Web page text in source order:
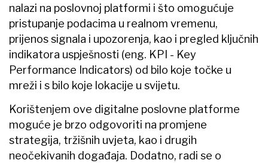
nalazi na poslovnoj platformi i što omogućuje
pristupanje podacima u realnom vremenu,
prijenos signala i upozorenja, kao i pregled ključnih
indikatora uspješnosti (eng. KPI - Key
Performance Indicators) od bilo koje točke u
mreži i s bilo koje lokacije u svijetu.
Korištenjem ove digitalne poslovne platforme
moguće je brzo odgovoriti na promjene
strategija, tržišnih uvjeta, kao i drugih
neočekivanih događaja. Dodatno, radi se o